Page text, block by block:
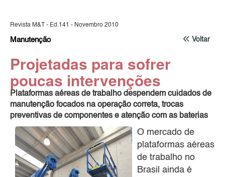
Revista M&T - Ed.141 - Novembro 2010
Voltar
Manutenção
Projetadas para sofrer
poucas intervenções
Plataformas aéreas de trabalho despendem cuidados de
manutenção focados na operação correta, trocas
preventivas de componentes e atenção com as baterias
O mercado de
plataformas aéreas
de trabalho no
Brasil ainda é